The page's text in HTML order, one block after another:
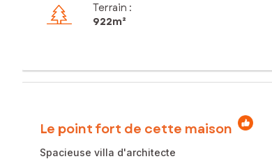
Terrain :
922m²
Le point fort de cette maison
Spacieuse villa d'architecte